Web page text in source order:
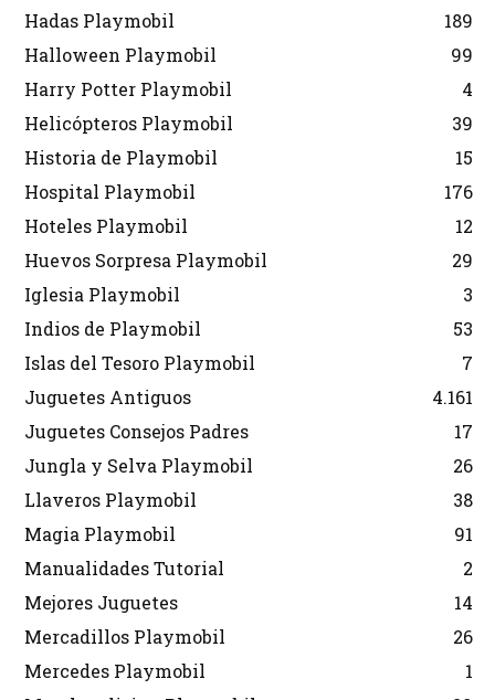
Hadas Playmobil
189
Halloween Playmobil
99
Harry Potter Playmobil
4
Helicópteros Playmobil
39
Historia de Playmobil
15
Hospital Playmobil
176
Hoteles Playmobil
12
Huevos Sorpresa Playmobil
29
Iglesia Playmobil
3
Indios de Playmobil
53
Islas del Tesoro Playmobil
7
Juguetes Antiguos
4.161
Juguetes Consejos Padres
17
Jungla y Selva Playmobil
26
Llaveros Playmobil
38
Magia Playmobil
91
Manualidades Tutorial
2
Mejores Juguetes
14
Mercadillos Playmobil
26
Mercedes Playmobil
1